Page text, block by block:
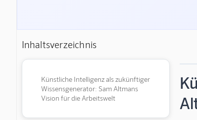
Inhaltsverzeichnis
Künstliche Intelligenz als zukünftiger
Wissensgenerator: Sam Altmans
Vision für die Arbeitswelt